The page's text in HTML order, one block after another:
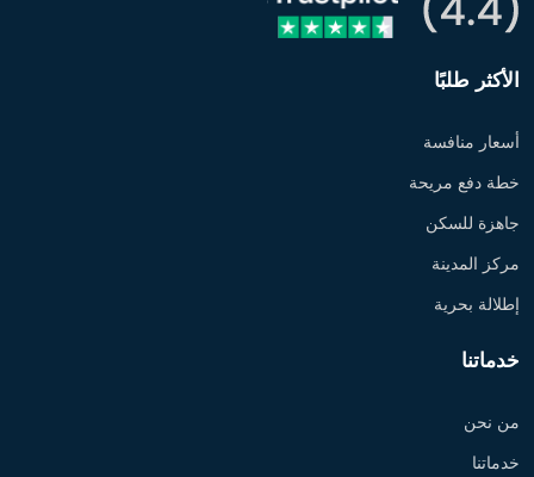
الأكثر طلبًا
أسعار منافسة
خطة دفع مريحة
جاهزة للسكن
مركز المدينة
إطلالة بحرية
خدماتنا
من نحن
خدماتنا